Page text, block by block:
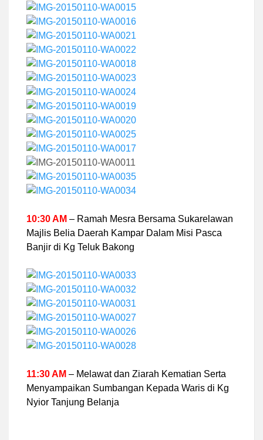
10:30 AM – Ramah Mesra Bersama Sukarelawan
Majlis Belia Daerah Kampar Dalam Misi Pasca
Banjir di Kg Teluk Bakong
11:30 AM – Melawat dan Ziarah Kematian Serta
Menyampaikan Sumbangan Kepada Waris di Kg
Nyior Tanjung Belanja